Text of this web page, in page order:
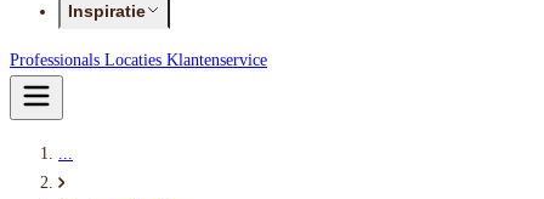
Inspiratie
Professionals Locaties Klantenservice
...